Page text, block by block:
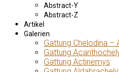
Abstract-Y
Abstract-Z
Artikel
Galerien
Gattung Chelodina –
Gattung
Gattung Actinemys